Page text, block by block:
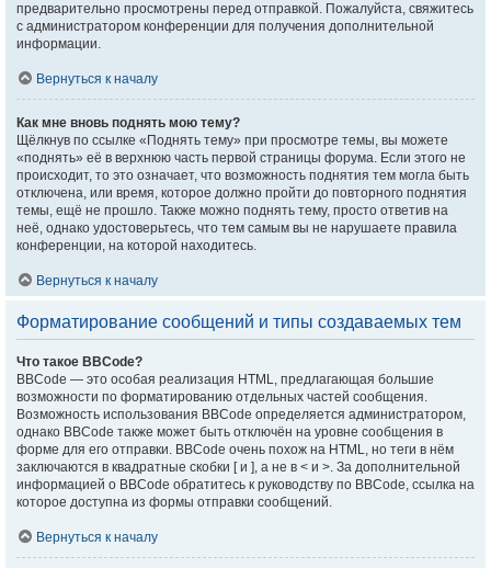
предварительно просмотрены перед отправкой. Пожалуйста, свяжитесь
с администратором конференции для получения дополнительной
информации.
Вернуться к началу
Как мне вновь поднять мою тему?
Щёлкнув по ссылке «Поднять тему» при просмотре темы, вы можете
«поднять» её в верхнюю часть первой страницы форума. Если этого не
происходит, то это означает, что возможность поднятия тем могла быть
отключена, или время, которое должно пройти до повторного поднятия
темы, ещё не прошло. Также можно поднять тему, просто ответив на
неё, однако удостоверьтесь, что тем самым вы не нарушаете правила
конференции, на которой находитесь.
Вернуться к началу
Форматирование сообщений и типы создаваемых тем
Что такое BBCode?
BBCode — это особая реализация HTML, предлагающая большие
возможности по форматированию отдельных частей сообщения.
Возможность использования BBCode определяется администратором,
однако BBCode также может быть отключён на уровне сообщения в
форме для его отправки. BBCode очень похож на HTML, но теги в нём
заключаются в квадратные скобки [ и ], а не в < и >. За дополнительной
информацией о BBCode обратитесь к руководству по BBCode, ссылка на
которое доступна из формы отправки сообщений.
Вернуться к началу